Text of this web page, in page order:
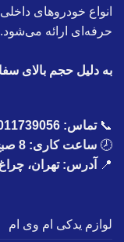
انواع خودروهای
حرفه‌ای ارائه می‌شود.
به دلیل حجم بالای
📞تماس:
🕗 ساعت کاری: 8 صبح تا 9 شب
📍
آدرس: تهران،
لوازم یدکی ام وی ام